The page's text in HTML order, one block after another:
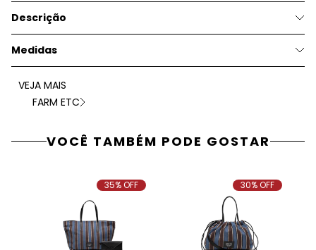
Descrição
Medidas
VEJA MAIS
FARM ETC
VOCÊ TAMBÉM PODE GOSTAR
35% OFF 30% OFF